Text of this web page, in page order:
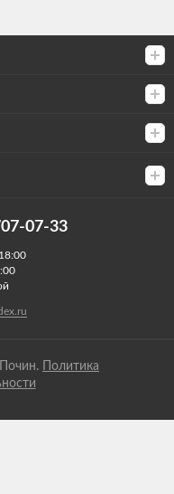
07-33
Политика